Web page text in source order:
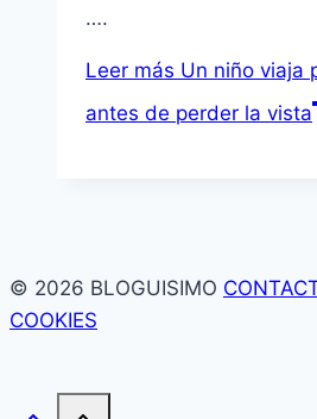
….
Leer más Un niño viaja
antes de perder la vista
© 2026 BLOGUISIMO
COOKIES